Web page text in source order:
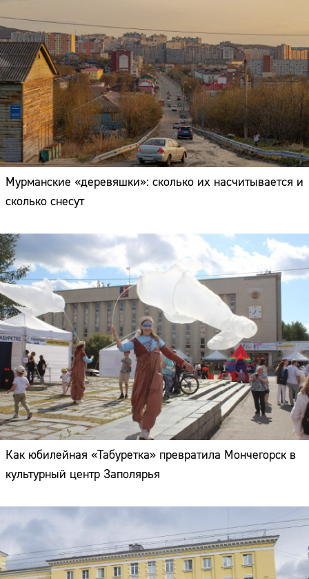
Мурманские «деревяшки»: сколько их насчитывается и
сколько снесут
Как юбилейная «Табуретка» превратила Мончегорск в
культурный центр Заполярья